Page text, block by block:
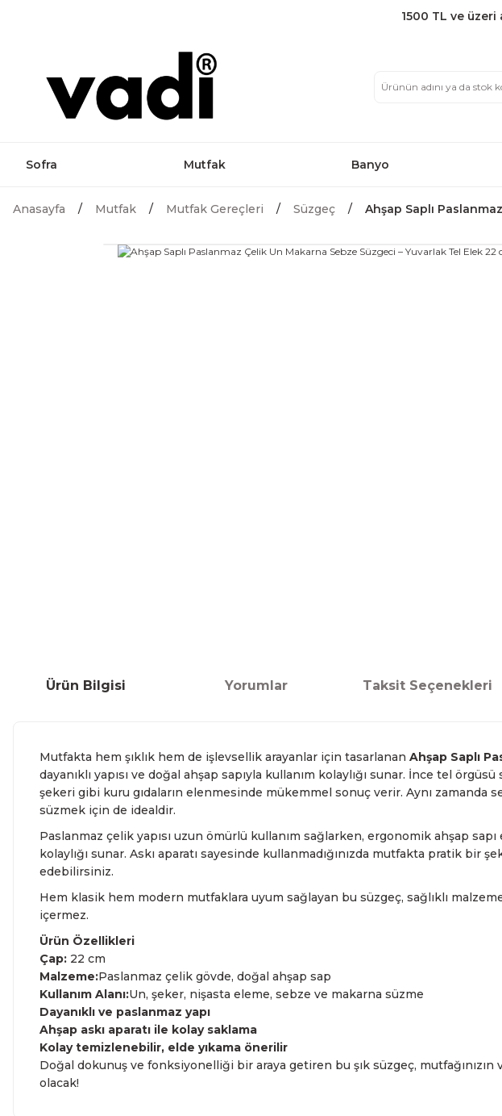
1500 TL ve
Sofra Mutfak Banyo
Anasayfa Mutfak Mutfak Gereçleri Süzgeç Ahşap Saplı
Ürün Bilgisi Yorumlar Taksit Seçenekleri
Mutfakta hem şıklık hem de işlevsellik arayanlar için tasarlanan Ahşap Saplı
dayanıklı yapısı ve doğal ahşap sapıyla kullanım kolaylığı sunar. İnce tel
şekeri gibi kuru gıdaların elenmesinde mükemmel sonuç verir. Aynı zamanda
süzmek için de idealdir.
Paslanmaz çelik yapısı uzun ömürlü kullanım sağlarken, ergonomik ahşap
kolaylığı sunar. Askı aparatı sayesinde kullanmadığınızda mutfakta pratik bir
edebilirsiniz.
Hem klasik hem modern mutfaklara uyum sağlayan bu süzgeç, sağlıklı
içermez.
Ürün Özellikleri
Çap: 22 cm
Malzeme:Paslanmaz çelik gövde, doğal ahşap sap
Kullanım Alanı:Un, şeker, nişasta eleme, sebze ve makarna süzme
Dayanıklı ve paslanmaz yapı
Ahşap askı aparatı ile kolay saklama
Kolay temizlenebilir, elde yıkama önerilir
Doğal dokunuş ve fonksiyonelliği bir araya getiren bu şık süzgeç,
olacak!